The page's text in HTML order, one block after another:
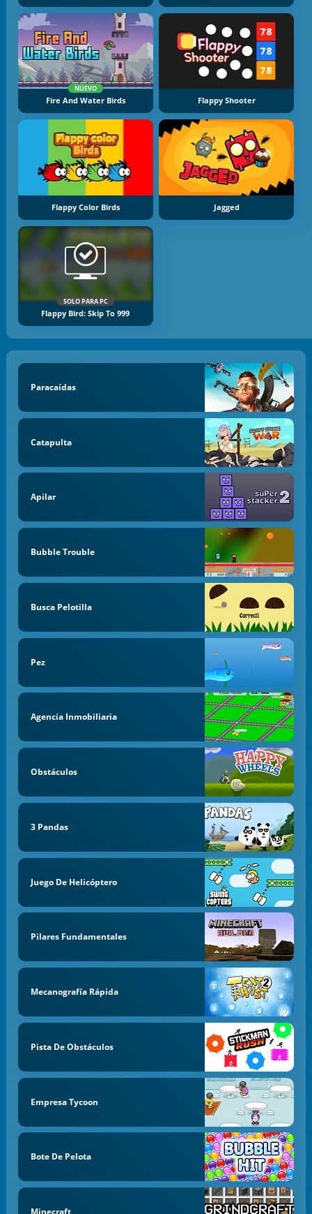
NUEVO
Fire And Water Birds Flappy Shooter
Flappy Color Birds Jagged
SOLO PARA PC
Flappy Bird: Skip To 999
Paracaídas
Catapulta
Apilar
Bubble Trouble
Busca Pelotilla
Pez
Agencia Inmobiliaria
Obstáculos
3 Pandas
Juego De Helicóptero
Pilares Fundamentales
Mecanografía Rápida
Pista De Obstáculos
Empresa Tycoon
Bote De Pelota